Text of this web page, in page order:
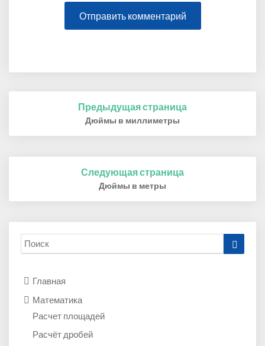
Предыдущая страница
Дюймы в миллиметры
Следующая страница
Дюймы в метры
Search
for:
Главная
Математика
Расчет площадей
Расчёт дробей